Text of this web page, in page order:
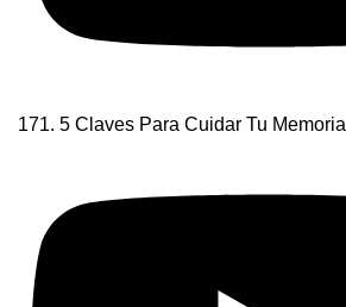
171. 5 Claves Para Cuidar Tu Memoria